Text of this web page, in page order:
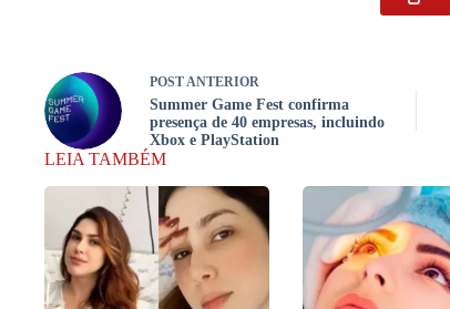
POSTANTERIOR
Summer Game Fest confirma
presença de 40 empresas, incluindo
Xbox e PlayStation
LEIA TAMBÉM